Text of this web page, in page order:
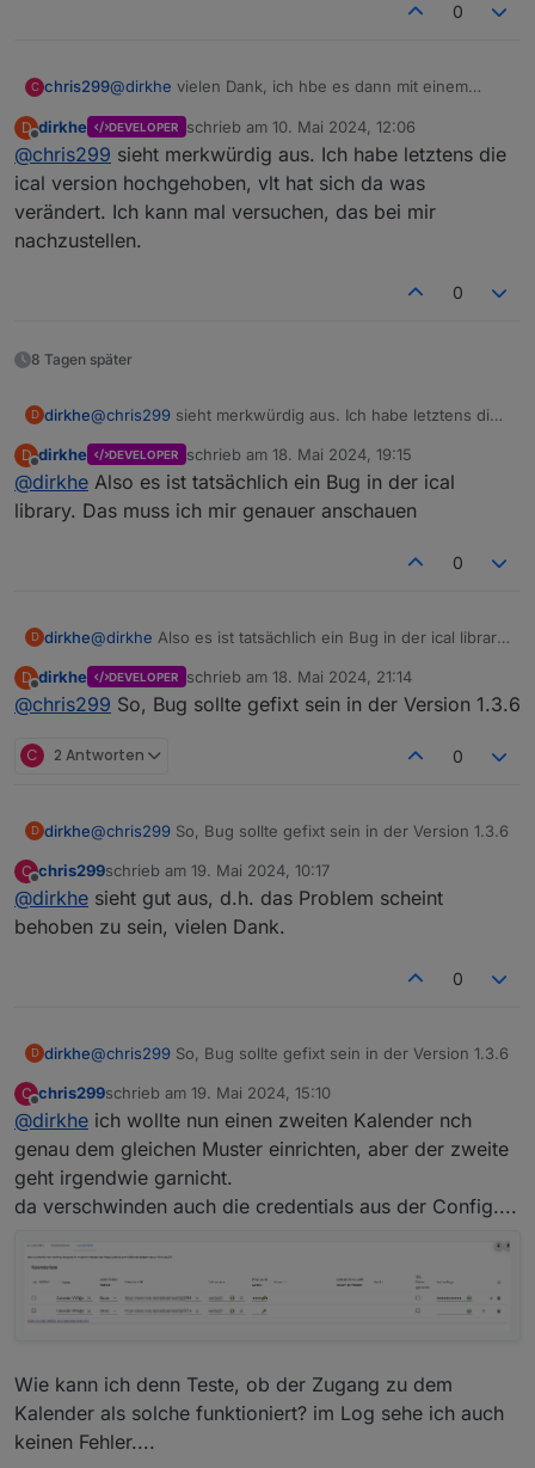
0
C chris299@dirkhe vielen Dank, ich hbe es dann mit einem
funktioniert, aber heute sind die Einträge im Kalender
fehlerhaft und seltsam: irgendwie doppelt und
dreifach, obwohl heute eigentlich garkein termin sein
der Kalender:
und dann solche Ergebnisse im adapter datenpunkt
einen bzw. sogar mehrere Einträge
bis um 12:30, von 08:00 bis um 12:30
Es hndelt sich um 5 Terminserien (mo-fr, jeweils eine
mit wöchentlicher Wiederholung. Gestern und heute
sind als Ausnahmen gelöscht worden.)
Mache ich da was falsch?
sieht für mich allerdings eher nach einer fehlerhaften
Interpretation von wiederkehrenden Terminen aus...
D
Offline
dirkhe DEVELOPER schrieb am 10. Mai 2024, 12:06
zuletzt editiert von
@chris299 sieht merkwürdig aus. Ich habe letztens die
ical version hochgehoben, vlt hat sich da was
verändert. Ich kann mal versuchen, das bei mir
nachzustellen.
0
8 Tagen später
D dirkhe@chris299 sieht merkwürdig aus. Ich habe letztens die
Ich kann mal versuchen, das bei mir nachzustellen.
D
Offline
dirkhe DEVELOPER schrieb am 18. Mai 2024, 19:15
zuletzt editiert von
@dirkhe Also es ist tatsächlich ein Bug in der ical
library. Das muss ich mir genauer anschauen
0
D dirkhe@dirkhe Also es ist tatsächlich ein Bug in der ical library.
D
Offline
dirkhe DEVELOPER schrieb am 18. Mai 2024, 21:14
zuletzt editiert von
@chris299 So, Bug sollte gefixt sein in der Version 1.3.6
C 2 Antworten 0
D dirkhe@chris299 So, Bug sollte gefixt sein in der Version 1.3.6
C
Offline
chris299schrieb am 19. Mai 2024, 10:17
zuletzt editiert von
@dirkhe sieht gut aus, d.h. das Problem scheint
behoben zu sein, vielen Dank.
0
D dirkhe@chris299 So, Bug sollte gefixt sein in der Version 1.3.6
C
Offline
chris299schrieb am 19. Mai 2024, 15:10
zuletzt editiert von
@dirkhe ich wollte nun einen zweiten Kalender nch
genau dem gleichen Muster einrichten, aber der zweite
geht irgendwie garnicht.
da verschwinden auch die credentials aus der Config....
Wie kann ich denn Teste, ob der Zugang zu dem
Kalender als solche funktioniert? im Log sehe ich auch
keinen Fehler....